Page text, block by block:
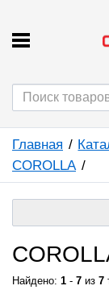
Главная
COROLLA
Найдено: 1 - 7 из 7